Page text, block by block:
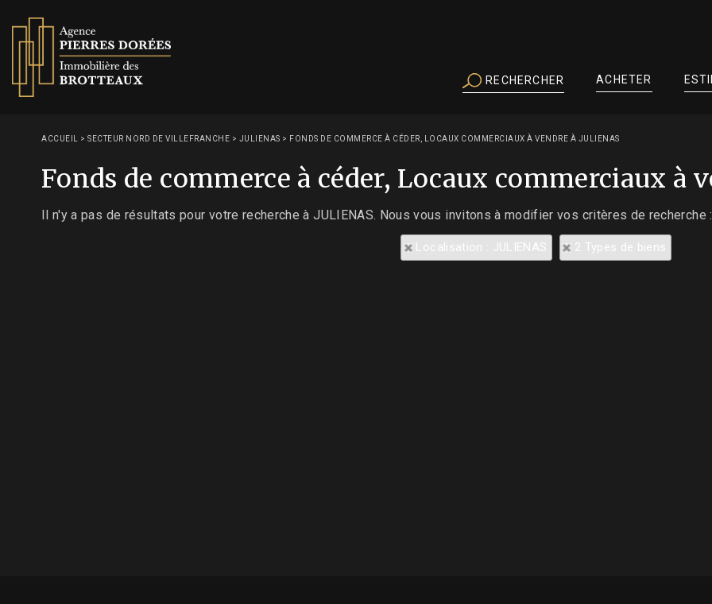
RECHERCHER ACHETER
ACCUEIL > SECTEUR NORD DE VILLEFRANCHE > JULIENAS > FONDS DE COMMERCE À CÉDER, LOCAUX COMMERCIAUX À VENDRE À JULIENAS
Fonds de commerce à céder, Locaux commerciaux à
Il n'y a pas de résultats pour votre recherche à JULIENAS. Nous vous invitons à modifier vos critères de recherche :
Localisation : JULIENAS 2 Types de biens